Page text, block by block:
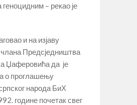
– рекао је
и на изјаву
Предсједништва
Џаферовића да је
о проглашењу
народа БиХ
године почетак свег